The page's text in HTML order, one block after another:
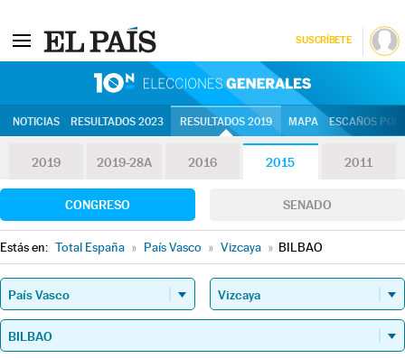
SUSCRÍBETE
NOTICIAS RESULTADOS 2023 RESULTADOS 2019 MAPA ESCAÑOS
2019 2019-28A 2016 2015 2011
CONGRESO SENADO
Estás en: Total España » País Vasco » Vizcaya » BILBAO